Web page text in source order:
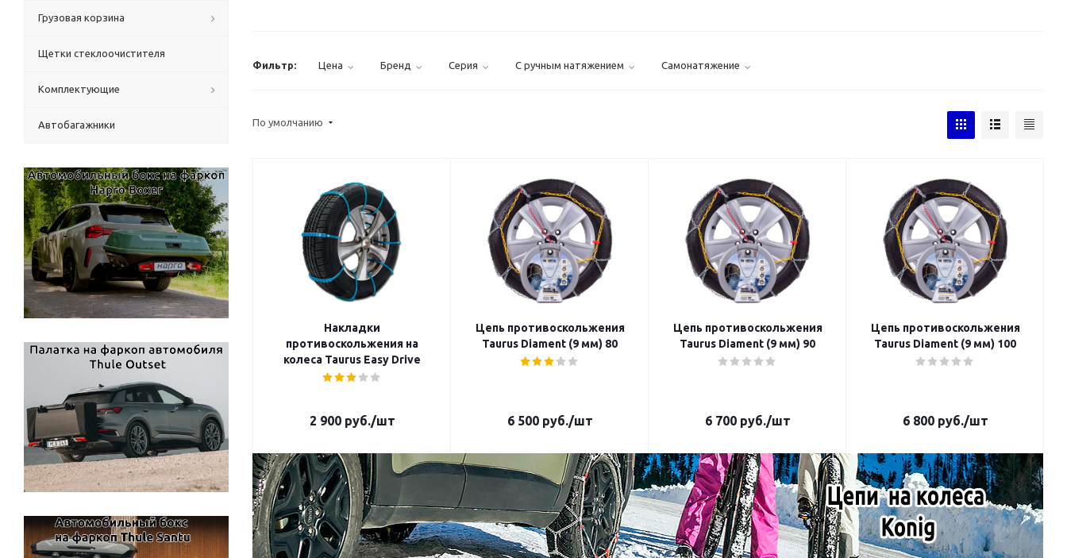
Фильтр: Цена Бренд Серия С ручным натяжением Самонатяжение
По умолчанию
Накладки
противоскольжения на
колеса Taurus Easy Drive
2 900руб./шт
Цепь противоскольжения
Taurus Diament (9 мм) 80
6 500руб./шт
Цепь противоскольжения
Taurus Diament (9 мм) 90
6 700руб./шт
Цепь противоскольжения
Taurus Diament (9 мм) 100
6 800руб./шт
Грузовая корзина
Щетки стеклоочистителя
Комплектующие
Автобагажники